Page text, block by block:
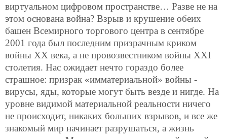
виртуальном цифровом пространстве… Разве не на
этом основана война? Взрыв и крушение обеих
башен Всемирного торгового центра в сентябре
2001 года был последним призрачным криком
войны XX века, а не провозвестником войны XXI
столетия. Нас ожидает нечто гораздо более
страшное: призрак «имматериальной» войны -
вирусы, яды, которые могут быть везде и нигде. На
уровне видимой материальной реальности ничего
не происходит, никаких больших взрывов, и все же
знакомый мир начинает разрушаться, а жизнь